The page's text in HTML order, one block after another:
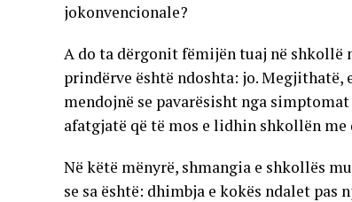
jokonvencionale?
A do ta dërgonit fëmijën tuaj në shkollë
prindërve është ndoshta: jo.
mendojnë se pavarësisht nga
afatgjatë që të mos e lidhin shkollën me
Në këtë mënyrë, shmangia e shkollës
se sa është: dhimbja e kokës ndalet